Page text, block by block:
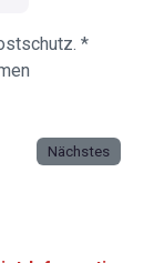
*
Nächstes